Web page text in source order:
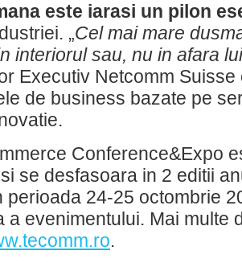
este iarasi un pilon
„Cel mai mare
interiorul sau, nu in afara lui
Executiv Netcomm
de business bazate pe
Conference&Expo
se desfasoara in 2 editii
perioada 24-25 octombrie
a evenimentului. Mai multe
.